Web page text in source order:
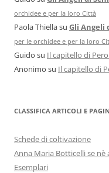
orchidee e per la loro Città
Paola Thiellasu Gli Angeli
per le orchidee e per la loro
Guido su Il capitello di Pero.
Anonimo su Il capitello di
CLASSIFICA ARTICOLI E
Schede di coltivazione
Anna Maria Botticelli se
Esemplari